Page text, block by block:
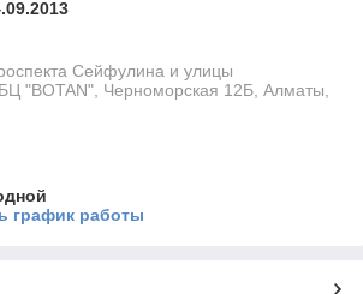
Сейфулина и улицы
"BOTAN", Черноморская 12Б, Алматы,
график работы